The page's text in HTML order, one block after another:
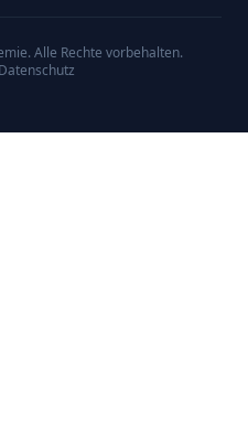
. Alle Rechte vorbehalten.
Datenschutz